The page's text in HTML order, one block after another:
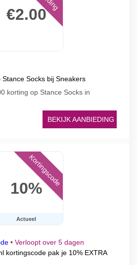
€2.00
Socks bij Sneakers
korting op Stance Socks in
BEKIJK AANBIEDING
10%
Actueel
Kortingscode
• Verloopt over 5 dagen
kortingscode pak je 10% EXTRA